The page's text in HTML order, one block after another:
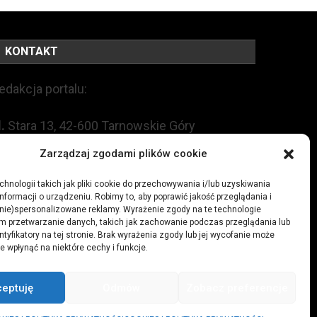
Zarządzaj zgodami plików cookie
takich jak pliki cookie do przechowywania i/lub uzyskiwania
o urządzeniu. Robimy to, aby poprawić jakość przeglądania i
reklamy. Wyrażenie zgody na te technologie
przetwarzanie danych, takich jak zachowanie podczas przeglądania lub
na tej stronie. Brak wyrażenia zgody lub jej wycofanie może
wpłynąć na niektóre cechy i funkcje.
KONTAKT
portalu:
Stara 13, 42-600 Tarnowskie Góry
+48 509 547 822
redakcja@czytamiwiem.pl
biuro@czytamiwiem.pl